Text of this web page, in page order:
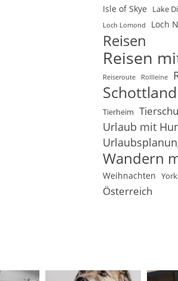
Isle of Skye Lake
Loch Lomond Loch
Reisen
Reisen
Reiseroute Rollleine
Schottland
Tierheim
Urlaub mit
Wandern
Weihnachten
Österreich